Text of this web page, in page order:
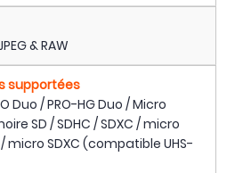
& RAW
supportées
Duo / PRO-HG Duo / Micro
SD / SDHC / SDXC / micro
micro SDXC (compatible UHS-